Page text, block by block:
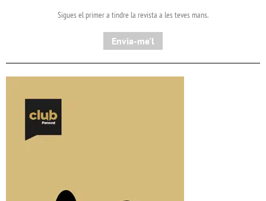
Sigues el primer a tindre la revista a les teves mans.
Envia-me'l